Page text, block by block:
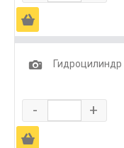
Ä
1
- +
Ä